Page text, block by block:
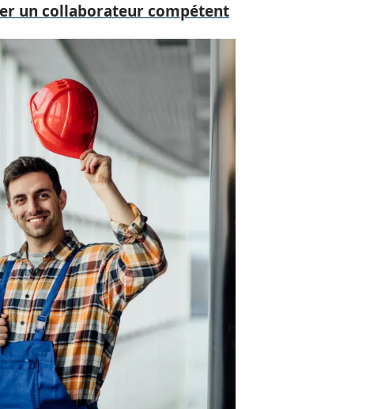
un collaborateur compétent